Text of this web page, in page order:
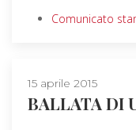
Comunicato
15 aprile 2015
BALLATA DI